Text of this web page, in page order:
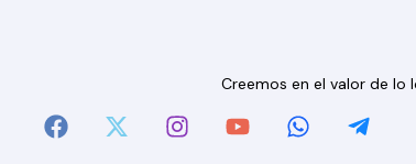
Creemos en el valor de lo